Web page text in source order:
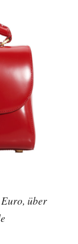
über